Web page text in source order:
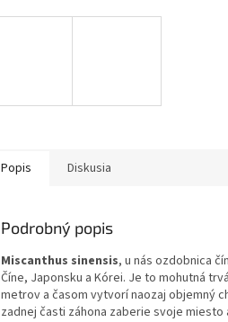
Popis Diskusia
Podrobný popis
Miscanthus sinensis, u nás ozdobnica
Číne, Japonsku a Kórei. Je to mohutná
metrov a časom vytvorí naozaj objemný
zadnej časti záhona zaberie svoje